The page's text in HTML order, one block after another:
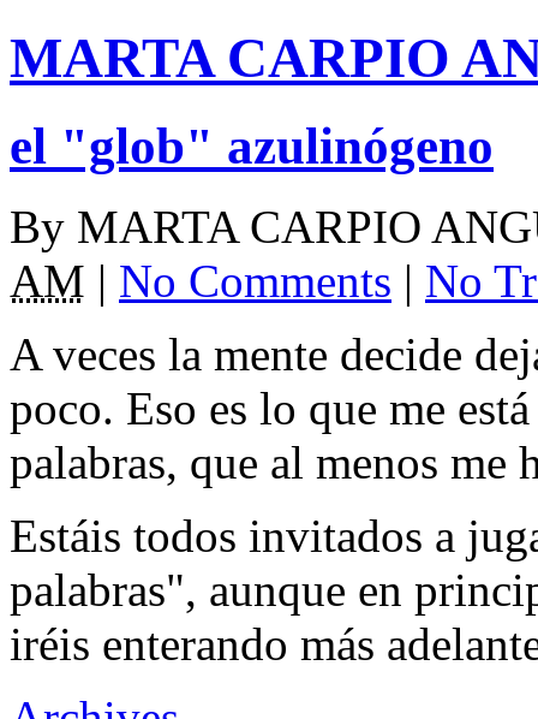
MARTA CARPIO
el "glob" azulinógeno
By MARTA CARPIO
AM | No Comments | No
A veces la mente decide
poco. Eso es lo que me
palabras, que al menos me
Estáis todos invitados a
palabras", aunque en
iréis enterando más